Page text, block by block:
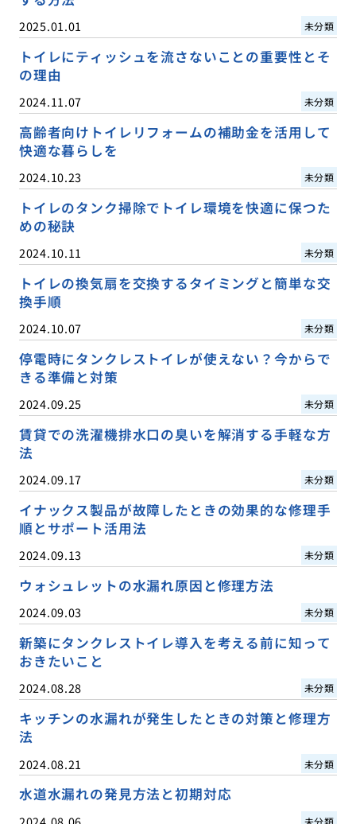
2025.01.01 未分類
トイレにティッシュを流さないことの重要性とそ
の理由
2024.11.07 未分類
高齢者向けトイレリフォームの補助金を活用して
快適な暮らしを
2024.10.23 未分類
トイレのタンク掃除でトイレ環境を快適に保つた
めの秘訣
2024.10.11 未分類
トイレの換気扇を交換するタイミングと簡単な交
換手順
2024.10.07 未分類
停電時にタンクレストイレが使えない？今からで
きる準備と対策
2024.09.25 未分類
賃貸での洗濯機排水口の臭いを解消する手軽な方
法
2024.09.17 未分類
イナックス製品が故障したときの効果的な修理手
順とサポート活用法
2024.09.13 未分類
ウォシュレットの水漏れ原因と修理方法
2024.09.03 未分類
新築にタンクレストイレ導入を考える前に知って
おきたいこと
2024.08.28 未分類
キッチンの水漏れが発生したときの対策と修理方
法
2024.08.21 未分類
水道水漏れの発見方法と初期対応
未分類